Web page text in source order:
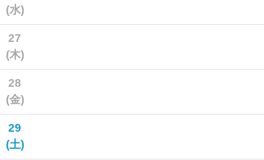
(水)
27
(木)
28
(金)
29
(土)